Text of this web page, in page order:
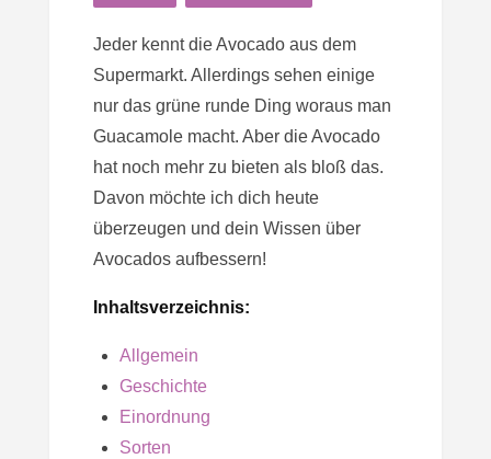
Jeder kennt die Avocado aus dem
Supermarkt. Allerdings sehen einige
nur das grüne runde Ding woraus man
Guacamole macht. Aber die Avocado
hat noch mehr zu bieten als bloß das.
Davon möchte ich dich heute
überzeugen und dein Wissen über
Avocados aufbessern!
Inhaltsverzeichnis:
Allgemein
Geschichte
Einordnung
Sorten